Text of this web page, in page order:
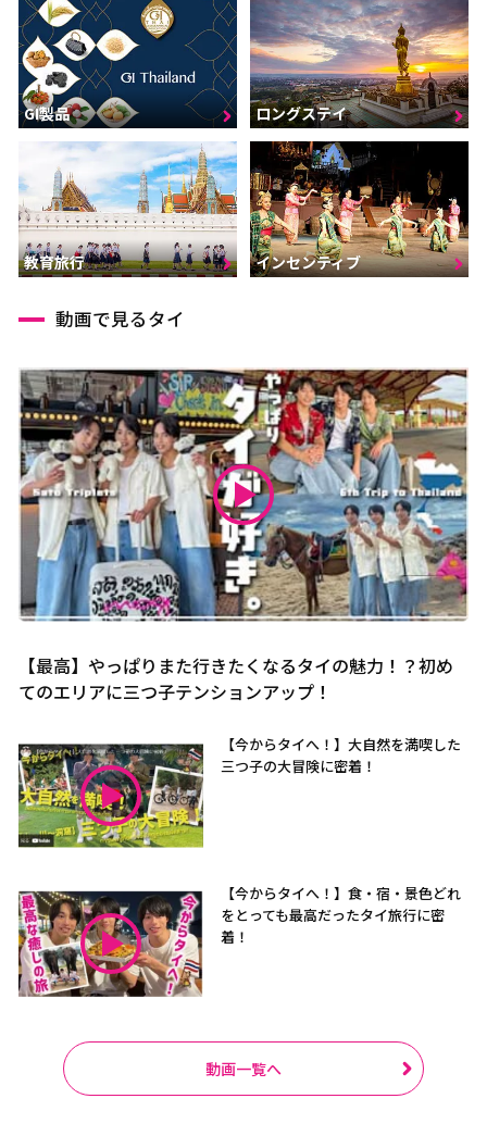
GI製品 ロングステイ
教育旅行 インセンティブ
動画で見るタイ
【最高】やっぱりまた行きたくなるタイの魅力！？初め
てのエリアに三つ子テンションアップ！
【今からタイへ！】大自然を満喫した
三つ子の大冒険に密着！
【今からタイへ！】食・宿・景色どれ
をとっても最高だったタイ旅行に密
着！
動画一覧へ